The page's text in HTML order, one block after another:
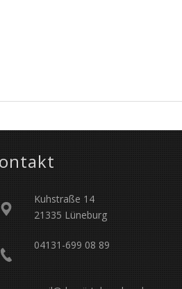
Kuhstraße 14
21335 Lüneburg
04131-699 08 89